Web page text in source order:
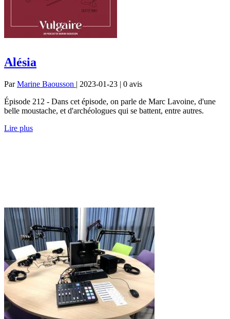
Alésia
ParMarine Baousson | 2023-01-23 | 0 avis
Épisode 212 - Dans cet épisode, on parle de Marc Lavoine, d'une
belle moustache, et d'archéologues qui se battent, entre autres.
Lire plus